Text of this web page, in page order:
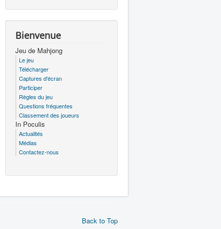
Bienvenue
Jeu de Mahjong
Le jeu
Télécharger
Captures d'écran
Participer
Règles du jeu
Questions fréquentes
Classement des joueurs
In Poculis
Actualités
Médias
Contactez-nous
Back to Top